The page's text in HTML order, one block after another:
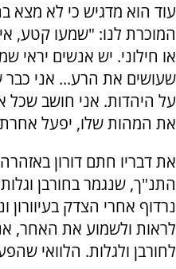
עוד הוא מדגיש כי לא מצא
המוכרת לנו: "שמעו קטע,
או חילוני. יש אנשים יראי
שעושים את הרע... אני כבר
על היהדות. אני חושב שכל
את המהות שלו, יפעל
את דבריו חתם דורון
התנ"ך, שנגמר בחורבן
נרדוף אחרי הצדק בעיוורון
לראות ולשמוע את האחר,
לחורבן ולגלות. הלוואי